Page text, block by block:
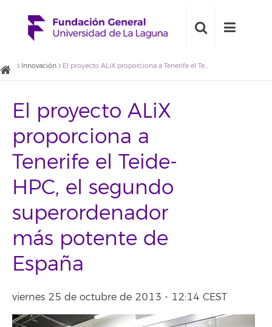
Innovación El proyecto ALiX proporciona a Tenerife el Teide-HPC, el segundo superordenador más potente de España
El proyecto ALiX
proporciona a
Tenerife el Teide-
HPC, el segundo
superordenador
más potente de
España
viernes 25 de octubre de 2013 - 12:14 CEST